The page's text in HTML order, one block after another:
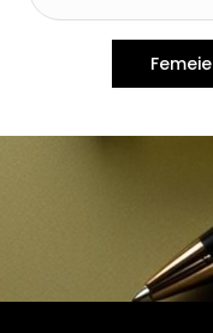
Femeie